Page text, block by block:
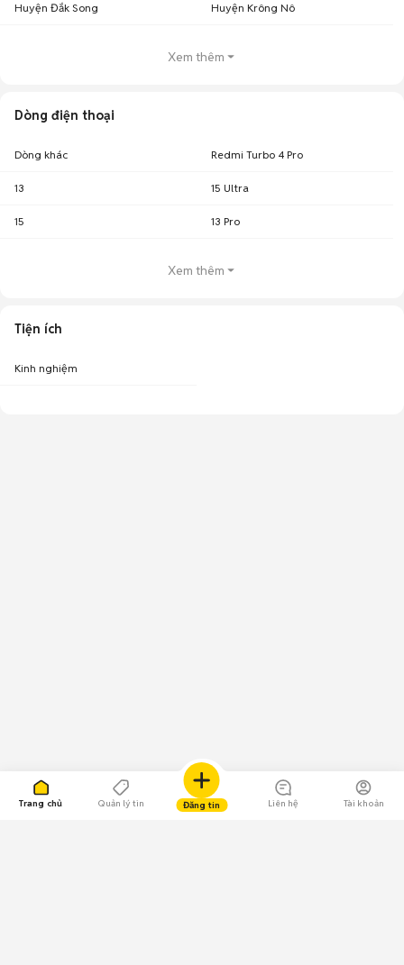
Trang chủ Quản lý tin Đăng tin Liên hệ Tài khoản
Huyện Đắk Song Huyện Krông Nô
Xem thêm
Dòng điện thoại
Dòng khác Redmi Turbo 4 Pro
13 15 Ultra
15 13 Pro
Xem thêm
Tiện ích
Kinh nghiệm